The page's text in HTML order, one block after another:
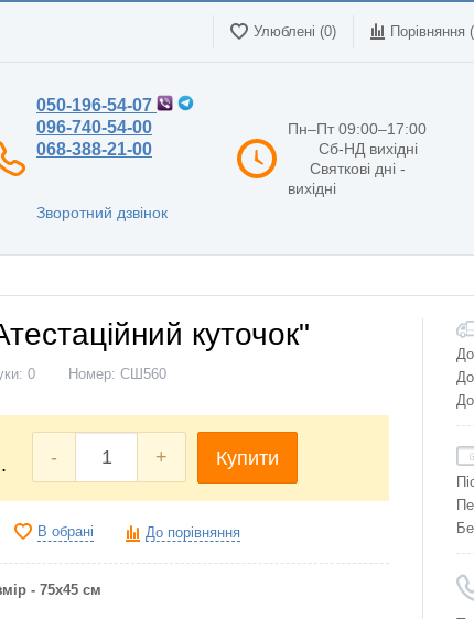
Улюблені (0) Порівняння (
050-196-54-07
096-740-54-00
068-388-21-00
Зворотний дзвінок
Пн–Пт 09:00–17:00
Сб-НД вихідні
Святкові дні -
вихідні
куточок"
0 Номер: СШ560
- + Купити
В обрані До порівняння
- 75х45 см